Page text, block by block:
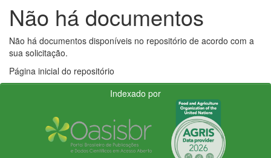
Não há documentos
Não há documentos disponíveis no repositório de acordo com a
sua solicitação.
Página inicial do repositório
Indexado por